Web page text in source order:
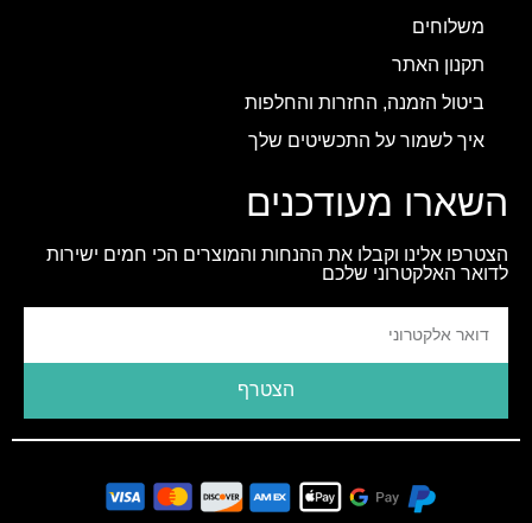
משלוחים
תקנון האתר
ביטול הזמנה, החזרות והחלפות
איך לשמור על התכשיטים שלך
השארו מעודכנים
הצטרפו אלינו וקבלו את ההנחות והמוצרים הכי חמים ישירות
לדואר האלקטרוני שלכם
הצטרף